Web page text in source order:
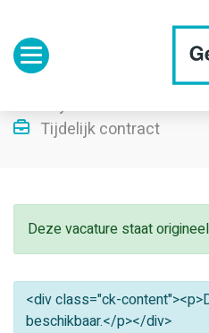
Toggle navigation
Ziekenhuis
Physician assistant
Tijdelijk contract
Deze vacature staat
<div class="ck-
beschikbaar.</p></div>